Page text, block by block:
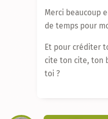
Merci beaucoup
de temps pour
Et pour créditer
cite ton cite, ton
toi ?